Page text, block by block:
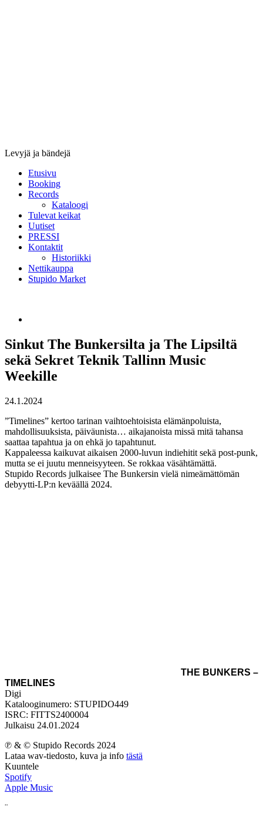
Levyjä ja bändejä
Etusivu
Booking
Records
Kataloogi
Tulevat keikat
Uutiset
PRESSI
Kontaktit
Historiikki
Nettikauppa
Stupido Market
Sinkut The Bunkersilta ja The Lipsiltä
sekä Sekret Teknik Tallinn Music
Weekille
24.1.2024
”Timelines” kertoo tarinan vaihtoehtoisista elämänpoluista,
mahdollisuuksista, päiväunista… aikajanoista missä mitä tahansa
saattaa tapahtua ja on ehkä jo tapahtunut.
Kappaleessa kaikuvat aikaisen 2000-luvun indiehitit sekä post-punk,
mutta se ei juutu menneisyyteen. Se rokkaa väsähtämättä.
Stupido Records julkaisee The Bunkersin vielä nimeämättömän
debyytti-LP:n keväällä 2024.
THE BUNKERS –
TIMELINES
Digi
Katalooginumero: STUPIDO449
ISRC: FITTS2400004
Julkaisu 24.01.2024
℗ & © Stupido Records 2024
Lataa wav-tiedosto, kuva ja info tästä
Kuuntele
Spotify
Apple Music
¨